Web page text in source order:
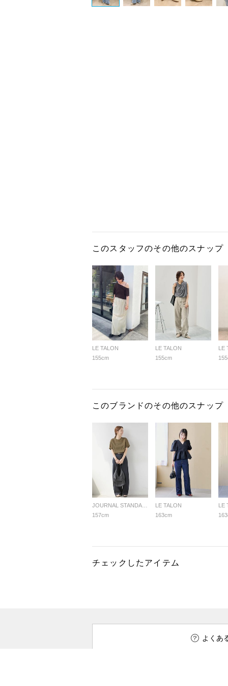
このスタッフのその他のスナップ
LE TALON
155cm
LE TALON
155cm
LE
このブランドのその他のスナップ
157cm
LE TALON
163cm
LE
チェックしたアイテム
よくあ